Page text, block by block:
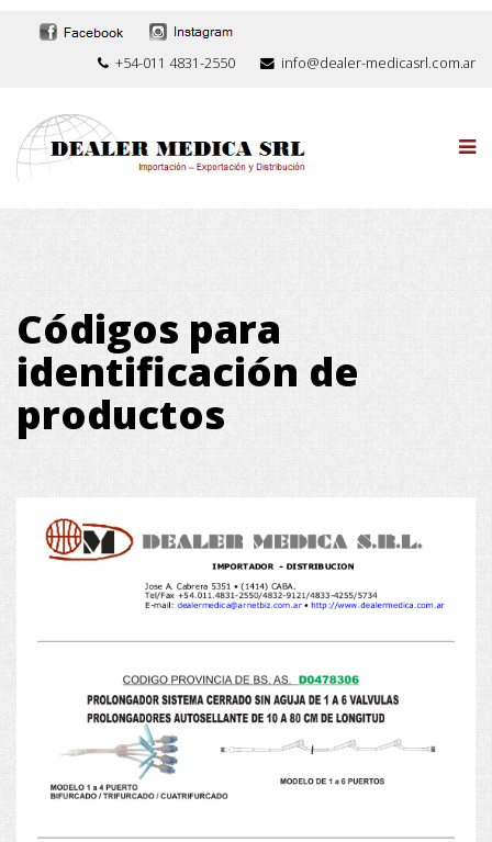
+54-011 4831-2550 info@dealer-medicasrl.com.ar
Códigos para
identificación de
productos